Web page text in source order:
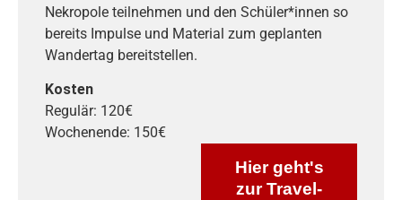
Nekropole teilnehmen und den Schüler*innen so
bereits Impulse und Material zum geplanten
Wandertag bereitstellen.
Kosten
Regulär: 120€
Wochenende: 150€
Hier geht's
zur Travel-